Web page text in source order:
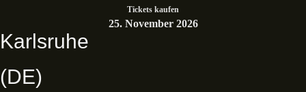
Tickets kaufen
25. November 2026
Karlsruhe
(DE)